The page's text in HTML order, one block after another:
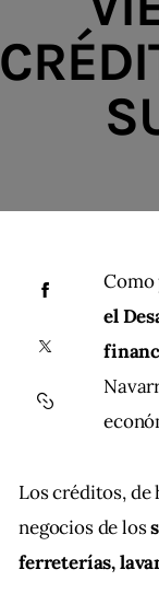
Como
el
Los créditos,
negocios de los
ferreterías,